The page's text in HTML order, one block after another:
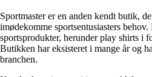
Sportmaster er en anden kendt butik,
imødekomme sportsentusiasters
sportsprodukter, herunder play shirts i
Butikken har eksisteret i mange år og
branchen.